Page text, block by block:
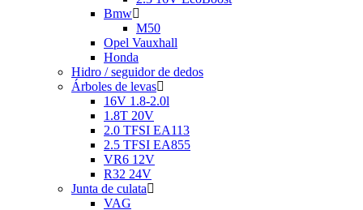
Bmw
M50
Opel Vauxhall
Honda
Hidro / seguidor de dedos
Árboles de levas
16V 1.8-2.0l
1.8T 20V
2.0 TFSI EA113
2.5 TFSI EA855
VR6 12V
R32 24V
Junta de culata
VAG